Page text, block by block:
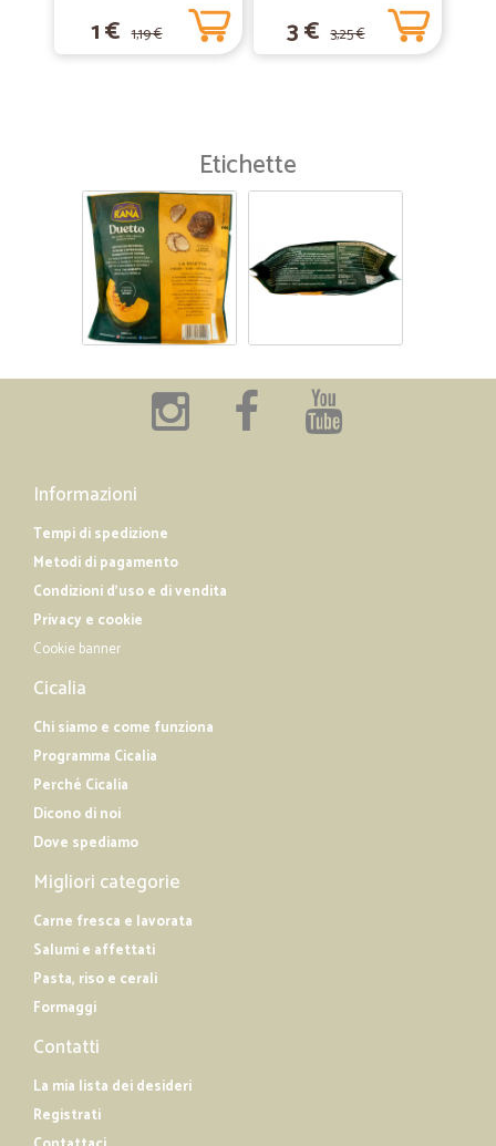
1 € 1,19 € 3 € 3,25 €
Etichette
Informazioni
Tempi di spedizione
Metodi di pagamento
Condizioni d'uso e di vendita
Privacy e cookie
Cookie banner
Cicalia
Chi siamo e come funziona
Programma Cicalia
Perché Cicalia
Dicono di noi
Dove spediamo
Migliori categorie
Carne fresca e lavorata
Salumi e affettati
Pasta, riso e cerali
Formaggi
Contatti
La mia lista dei desideri
Registrati